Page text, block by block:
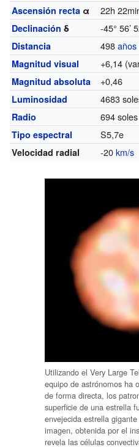
Ascensión rectaα 22h
Declinación δ -45° 56’
Distancia 498años
Magnitud visual +6,14
Magnitud absoluta +0,46
Luminosidad 4683
Radio 694 soles
Tipo espectral S5,7e
Velocidad radial -20km/s
Utilizando el Very Large
equipo de astrónomos ha
de forma directa, los
superficie de una estrella
envejecida estrella
imagen, obtenida por el
revela las células